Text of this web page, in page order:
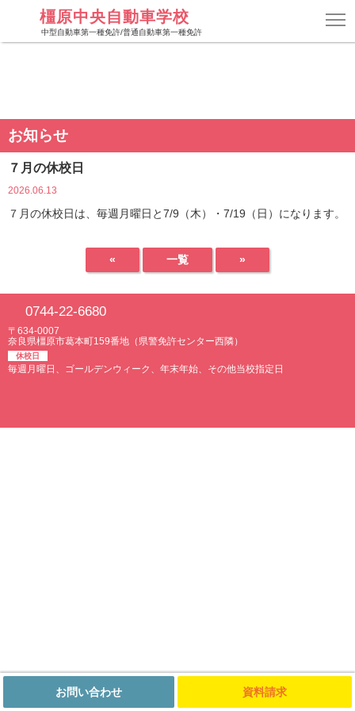
橿原中央自動車学校
中型自動車第一種免許/普通自動車第一種免許
お問い合わせ 資料請求
お知らせ
７月の休校日
2026.06.13
７月の休校日は、毎週月曜日と7/9（木）・7/19（日）になります。
« 一覧 »
0744-22-6680
〒634-0007
奈良県橿原市葛本町159番地（県警免許センター西隣）
休校日
毎週月曜日、ゴールデンウィーク、年末年始、その他当校指定日